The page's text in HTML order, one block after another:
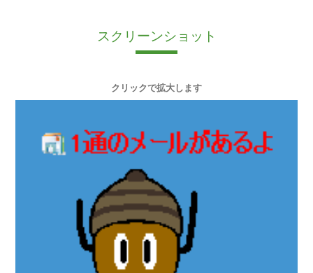
スクリーンショット
クリックで拡大します